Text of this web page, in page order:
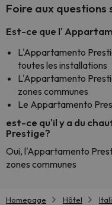
Foire aux
Est-ce que l'
L'Appartamento
toutes les installations
L'Appartamento
zones communes
Le Appartamento
est-ce qu'il y a du
Prestige?
Oui, l'Appartamento
zones communes
Homepage Hôtel